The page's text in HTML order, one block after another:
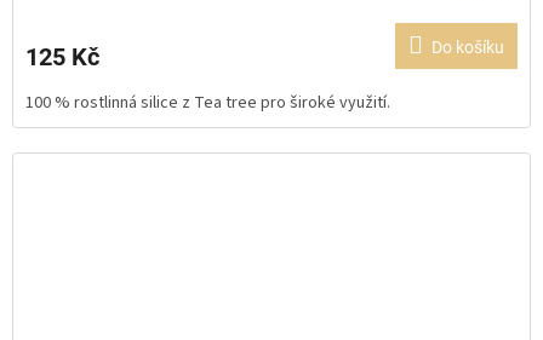
je
z
5
hvězdiček.
125 Kč Do košíku
100 % rostlinná silice z Tea tree pro široké využití.